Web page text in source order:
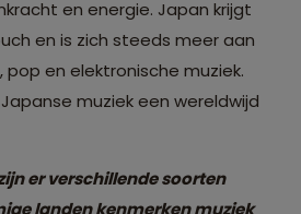
en energie. Japan krijgt
en is zich steeds meer aan
pop en elektronische muziek.
muziek een wereldwijd
er verschillende soorten
landen kenmerken muziek